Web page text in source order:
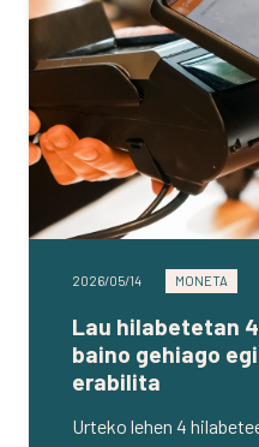
2026/05/14 MONETA
Lau hilabetetan
baino gehiago
erabilita
Urteko lehen 4